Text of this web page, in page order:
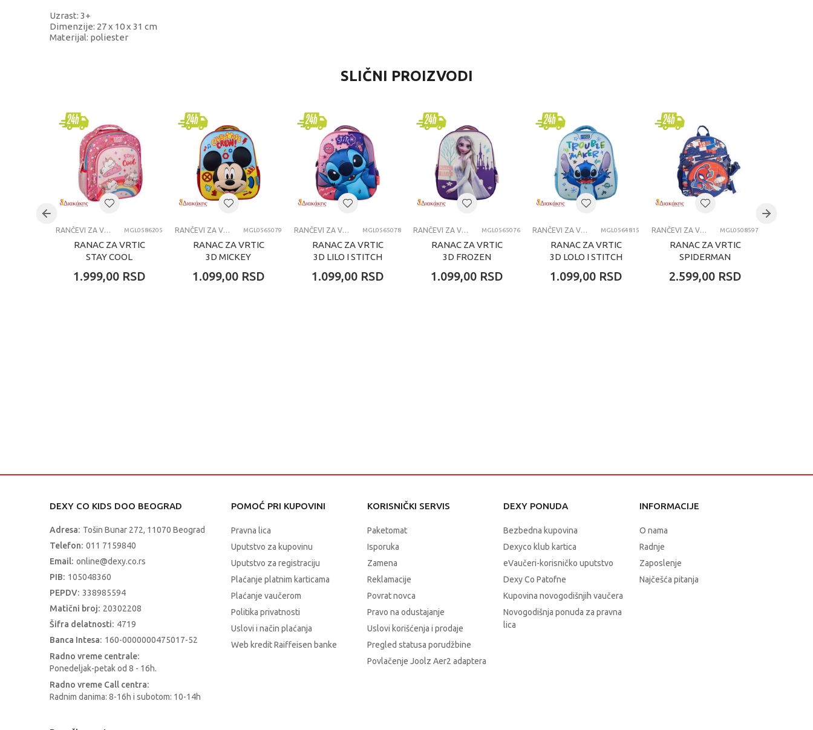
Uzrast: 3+
Dimenzije: 27 x 10 x 31 cm
Materijal: poliester
Rančevi za vrtić
Brend Diakakis
Pol devojčice
Uzrast 4-6 godina
Kategorija RANCEVI ZA VRTIC
SLIČNI PROIZVODI
RANČEVI ZA VRTIĆ MGL0586205
RANAC ZA VRTIC
STAY COOL
1.999,00 RSD
RANČEVI ZA VRTIĆ MGL0565079
RANAC ZA VRTIC
3D MICKEY
1.099,00 RSD
RANČEVI ZA VRTIĆ MGL0565078
RANAC ZA VRTIC
3D LILO I STITCH
1.099,00 RSD
RANČEVI ZA VRTIĆ MGL0565076
RANAC ZA VRTIC
3D FROZEN
1.099,00 RSD
RANČEVI ZA VRTIĆ MGL0564815
RANAC ZA VRTIC
3D LOLO I STITCH
1.099,00 RSD
RANČEVI ZA VRTIĆ MGL0508597
RANAC ZA VRTIC
SPIDERMAN
2.599,00 RSD
DEXY CO KIDS DOO BEOGRAD
Adresa: Tošin Bunar 272, 11070 Beograd
Telefon: 011 7159840
Email: online@dexy.co.rs
PIB: 105048360
PEPDV: 338985594
Matični broj: 20302208
Šifra delatnosti: 4719
Banca Intesa: 160-0000000475017-52
Radno vreme centrale:
Ponedeljak-petak od 8 - 16h.
Radno vreme Call centra:
Radnim danima: 8-16h i subotom: 10-14h
POMOĆ PRI KUPOVINI
Pravna lica
Uputstvo za kupovinu
Uputstvo za registraciju
Plaćanje platnim karticama
Plaćanje vaučerom
Politika privatnosti
Uslovi i način plaćanja
Web kredit Raiffeisen banke
KORISNIČKI SERVIS
Paketomat
Isporuka
Zamena
Reklamacije
Povrat novca
Pravo na odustajanje
Uslovi korišćenja i prodaje
Pregled statusa porudžbine
Povlačenje Joolz Aer2 adaptera
DEXY PONUDA
Bezbedna kupovina
Dexyco klub kartica
eVaučeri-korisničko uputstvo
Dexy Co Patofne
Kupovina novogodišnjih vaučera
Novogodišnja ponuda za pravna
lica
INFORMACIJE
O nama
Radnje
Zaposlenje
Najčešća pitanja